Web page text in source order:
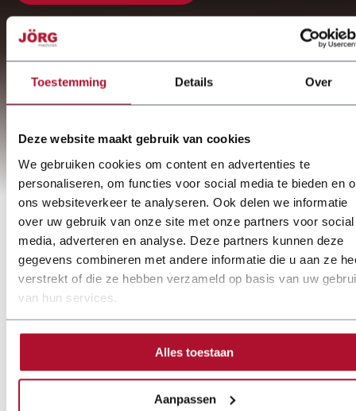
Toestemming Details Over
Deze website maakt gebruik van cookies
We gebruiken cookies om content en advertenties te
personaliseren, om functies voor social media te bieden en
ons websiteverkeer te analyseren. Ook delen we informatie
over uw gebruik van onze site met onze partners voor social
media, adverteren en analyse. Deze partners kunnen deze
gegevens combineren met andere informatie die u aan ze
verstrekt of die ze hebben verzameld op basis van uw
van hun services.
Alles toestaan
Aanpassen